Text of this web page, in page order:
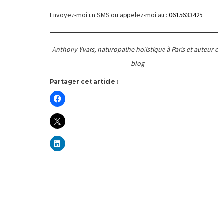
Envoyez-moi un SMS ou appelez-moi au : 0615633425
Anthony Yvars, naturopathe holistique à Paris et auteur
blog
Partager cet article :